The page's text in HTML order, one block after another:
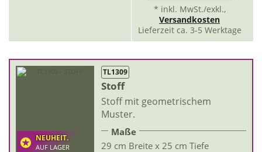
* inkl. MwSt./exkl.,
Versandkosten
Lieferzeit ca. 3-5 Werktage
NEUHEIT.
AUF LAGER
TL1309
Stoff
Stoff mit geometrischem
Muster.
Maße
29 cm Breite x 25 cm Tiefe